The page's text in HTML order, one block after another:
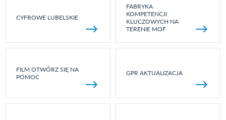
CYFROWE LUBELSKIE
FABRYKA
KOMPETENCJI
KLUCZOWYCH NA
TERENIE MOF
FILM OTWÓRZ SIĘ NA
POMOC
GPR AKTUALIZACJA